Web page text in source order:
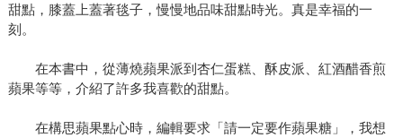
甜點，膝蓋上蓋著毯子，慢慢地品味甜點時光。真是幸福的一
刻。
在本書中，從薄燒蘋果派到杏仁蛋糕、酥皮派、紅酒醋香煎
蘋果等等，介紹了許多我喜歡的甜點。
在構思蘋果點心時，編輯要求「請一定要作蘋果糖」，我想